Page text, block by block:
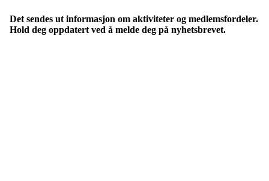
Det sendes ut informasjon om aktiviteter og medlemsfordeler.
Hold deg oppdatert ved å melde deg på nyhetsbrevet.